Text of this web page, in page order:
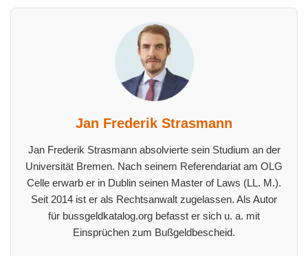
Jan Frederik Strasmann
Jan Frederik Strasmann absolvierte sein Studium an der
Universität Bremen. Nach seinem Referendariat am OLG
Celle erwarb er in Dublin seinen Master of Laws (LL. M.).
Seit 2014 ist er als Rechtsanwalt zugelassen. Als Autor
für bussgeldkatalog.org befasst er sich u. a. mit
Einsprüchen zum Bußgeldbescheid.